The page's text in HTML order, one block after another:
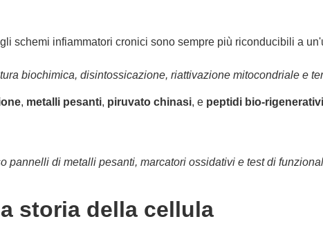
schemi infiammatori cronici sono sempre più riconducibili a
biochimica, disintossicazione, riattivazione mitocondriale e
, metalli pesanti, piruvato chinasi, e peptidi bio-rigenerativi
pannelli di metalli pesanti, marcatori ossidativi e test di
storia della cellula